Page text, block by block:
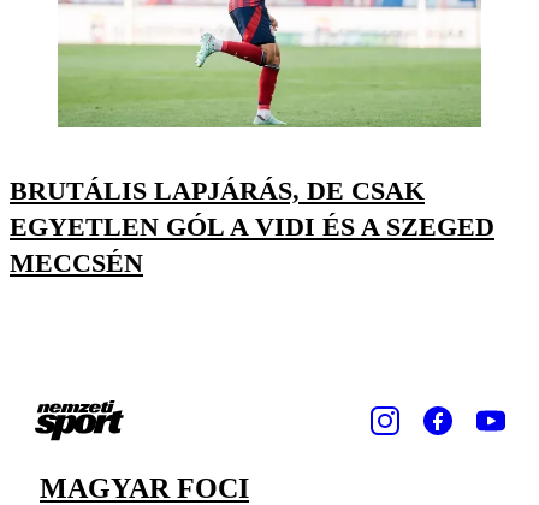
BRUTÁLIS LAPJÁRÁS, DE CSAK
EGYETLEN GÓL A VIDI ÉS A SZEGED
MECCSÉN
MAGYAR FOCI